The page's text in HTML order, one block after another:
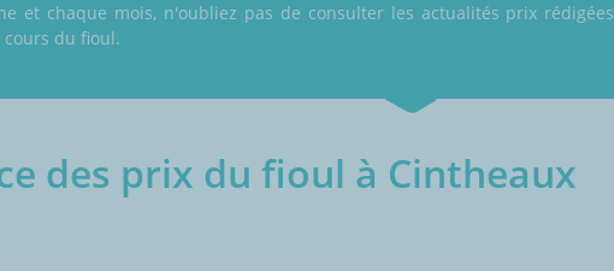
et chaque mois, n'oubliez pas de consulter les actualités prix
du fioul.
des prix du fioul à Cintheaux